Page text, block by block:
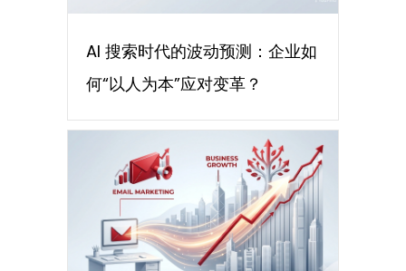
AI 搜索时代的波动预测：企业如
何“以人为本”应对变革？